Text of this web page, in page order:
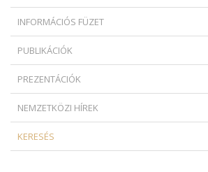
INFORMÁCIÓS FÜZET
PUBLIKÁCIÓK
PREZENTÁCIÓK
NEMZETKÖZI HÍREK
KERESÉS